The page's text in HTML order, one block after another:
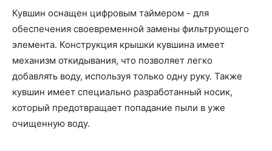
Кувшин оснащен цифровым таймером - для
обеспечения своевременной замены фильтрующего
элемента. Конструкция крышки кувшина имеет
механизм откидывания, что позволяет легко
добавлять воду, используя только одну руку. Также
кувшин имеет специально разработанный носик,
который предотвращает попадание пыли в уже
очищенную воду.